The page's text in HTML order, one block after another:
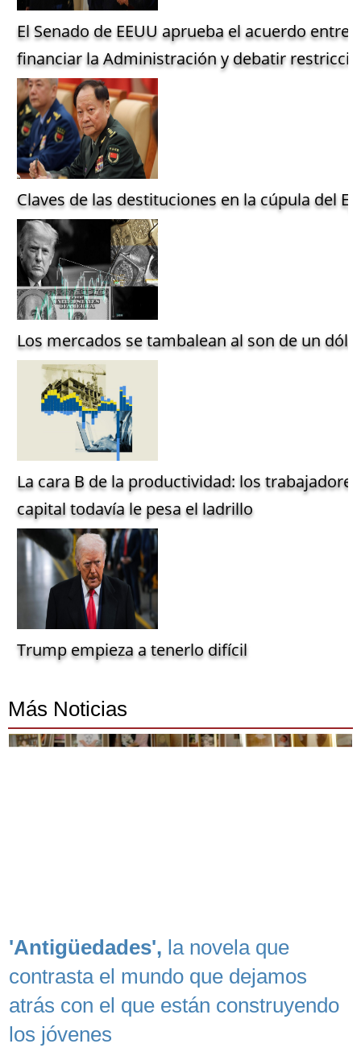
El Senado de EEUU aprueba el acuerdo entre
financiar la Administración y debatir
Claves de las destituciones en la cúpula del
Los mercados se tambalean al son de un
La cara B de la productividad: los
capital todavía le pesa el ladrillo
Trump empieza a tenerlo difícil
Más Noticias
'Antigüedades', la novela que
contrasta el mundo que dejamos
atrás con el que están construyendo
los jóvenes